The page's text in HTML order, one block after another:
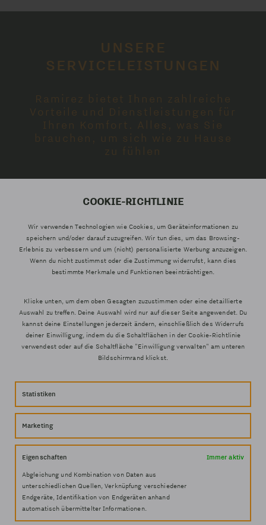
COOKIE-RICHTLINIE
Wir verwenden Technologien wie Cookies, um Geräteinformationen zu
speichern und/oder darauf zuzugreifen. Wir tun dies, um das Browsing-
Erlebnis zu verbessern und um (nicht) personalisierte Werbung anzuzeigen.
Wenn du nicht zustimmst oder die Zustimmung widerrufst, kann dies
bestimmte Merkmale und Funktionen beeinträchtigen.
Klicke unten, um dem oben Gesagten zuzustimmen oder eine detaillierte
Auswahl zu treffen. Deine Auswahl wird nur auf dieser Seite angewendet. Du
kannst deine Einstellungen jederzeit ändern, einschließlich des Widerrufs
deiner Einwilligung, indem du die Schaltflächen in der Cookie-Richtlinie
verwendest oder auf die Schaltfläche "Einwilligung verwalten" am unteren
Bildschirmrand klickst.
Statistiken
Marketing
Eigenschaften Immer aktiv
Abgleichung und Kombination von Daten aus
unterschiedlichen Quellen, Verknüpfung verschiedener
Endgeräte, Identifikation von Endgeräten anhand
automatisch übermittelter Informationen.
UNSERE
SERVICELEISTUNGEN
Ramirez bietet Ihnen zahlreiche
Vorteile und Dienstleistungen für
Ihren Komfort. Alles, was Sie
brauchen, um sich wie zu Hause
zu fühlen
PRIVATER
PARKPLATZ
AVENIDA DEL
PUERTO 20 46021
REZEPTION
(WHATSAPP)